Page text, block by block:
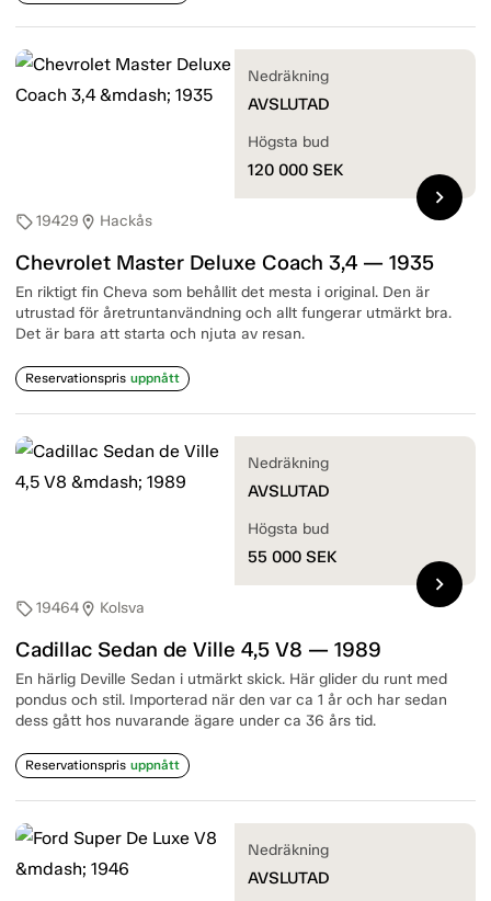
sell19429 location_on Hackås
Chevrolet Master Deluxe Coach 3,4 — 1935
En riktigt fin Cheva som behållit det mesta i original. Den är
utrustad för åretruntanvändning och allt fungerar utmärkt bra.
Det är bara att starta och njuta av resan.
Reservationspris uppnått
Nedräkning
AVSLUTAD
Högsta bud
120 000 SEK
chevron_right
sell19464location_on Kolsva
Cadillac Sedan de Ville 4,5 V8 — 1989
En härlig Deville Sedan i utmärkt skick. Här glider du runt med
pondus och stil. Importerad när den var ca 1 år och har sedan
dess gått hos nuvarande ägare under ca 36 års tid.
Reservationspris uppnått
Nedräkning
AVSLUTAD
Högsta bud
55 000 SEK
chevron_right
Nedräkning
AVSLUTAD